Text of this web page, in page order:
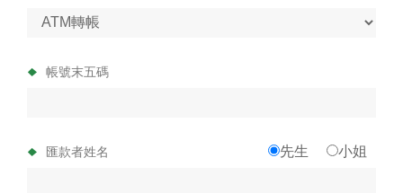
帳號末五碼
匯款者姓名 先生 小姐